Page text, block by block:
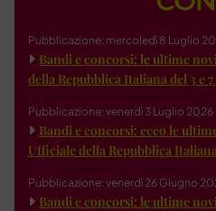
Pubblicazione: mercoledì 8 Luglio
Bandi e concorsi: le ultime
della Repubblica Italiana del 3 e
Pubblicazione: venerdì 3 Luglio 2026
Bandi e concorsi: ecco le
Ufficiale della Repubblica
Pubblicazione: venerdì 26 Giugno
Bandi e concorsi: le ultime